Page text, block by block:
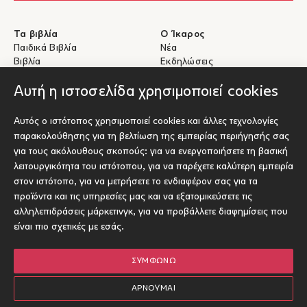
Αυτή η ιστοσελίδα χρησιμοποιεί cookies
Αυτός ο ιστότοπος χρησιμοποιεί cookies και άλλες τεχνολογίες
παρακολούθησης για τη βελτίωση της εμπειρίας περιήγησής σας
για τους ακόλουθους σκοπούς: για να ενεργοποιήσετε τη βασική
λειτουργικότητα του ιστότοπου, για να παρέχετε καλύτερη εμπειρία
στον ιστότοπο, για να μετρήσετε το ενδιαφέρον σας για τα
προϊόντα και τις υπηρεσίες μας και να εξατομικεύσετε τις
αλληλεπιδράσεις μάρκετινγκ, για να προβάλλετε διαφημίσεις που
είναι πιο σχετικές με εσάς.
ΣΥΜΦΩΝΏ
ΑΡΝΟΎΜΑΙ
Επιλογές 1
Τα βιβλία
Παιδικά Βιβλία
Βιβλία
Ο Ίκαρος
Νέα
Εκδηλώσεις
Βοήθεια
Αποστολές & Επιστροφές
Πληρωμές & Ασφάλεια
Σχετικά με τα eBooks
Επικοινωνία
Για Συγγραφείς
Υποβολή έργου προς έκδοση
Socials
Πολιτική Cookies